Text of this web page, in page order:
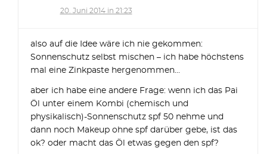
20. Juni 2014 in 21:23
also auf die Idee wäre ich nie gekommen:
Sonnenschutz selbst mischen – ich habe höchstens
mal eine Zinkpaste hergenommen…
aber ich habe eine andere Frage: wenn ich das Pai
Öl unter einem Kombi (chemisch und
physikalisch)-Sonnenschutz spf 50 nehme und
dann noch Makeup ohne spf darüber gebe, ist das
ok? oder macht das Öl etwas gegen den spf?